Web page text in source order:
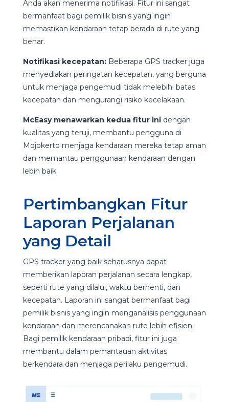
Anda akan menerima notifikasi. Fitur ini sangat
bermanfaat bagi pemilik bisnis yang ingin
memastikan kendaraan tetap berada di rute yang
benar.
Notifikasi kecepatan:Beberapa GPS tracker juga
menyediakan peringatan kecepatan, yang berguna
untuk menjaga pengemudi tidak melebihi batas
kecepatan dan mengurangi risiko kecelakaan.
McEasy menawarkan kedua fitur inidengan
kualitas yang teruji, membantu pengguna di
Mojokerto menjaga kendaraan mereka tetap aman
dan memantau penggunaan kendaraan dengan
lebih baik.
Pertimbangkan Fitur
Laporan Perjalanan
yang Detail
GPS tracker yang baik seharusnya dapat
memberikan laporan perjalanan secara lengkap,
seperti rute yang dilalui, waktu berhenti, dan
kecepatan. Laporan ini sangat bermanfaat bagi
pemilik bisnis yang ingin menganalisis penggunaan
kendaraan dan merencanakan rute lebih efisien.
Bagi pemilik kendaraan pribadi, fitur ini juga
membantu dalam pemantauan aktivitas
berkendara dan menjaga perilaku pengemudi.